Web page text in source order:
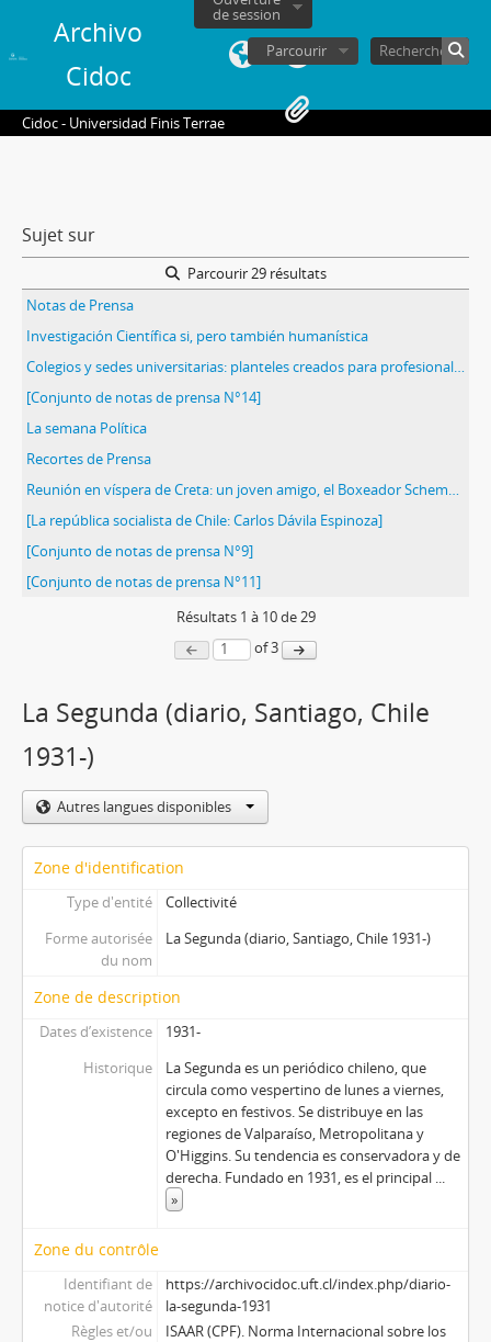
Archivo
Cidoc
de session
Parcourir
Cidoc - Universidad Finis Terrae
Sujet sur
Parcourir 29 résultats
Notas de Prensa
Investigación Científica si, pero también humanística
Colegios y sedes universitarias: planteles creados para profesionales intermedias transformados en universidades. Lo que pueden las presiones regionales
[Conjunto de notas de prensa N°14]
La semana Política
Recortes de Prensa
Reunión en víspera de Creta: un joven amigo, el Boxeador Schemelling y el hijastro de Goebbels
[La república socialista de Chile: Carlos Dávila Espinoza]
[Conjunto de notas de prensa N°9]
[Conjunto de notas de prensa N°11]
Résultats 1 à 10de 29
of 3
La Segunda (diario, Santiago, Chile
1931-)
Autres langues disponibles
Zone d'identification
Type d'entité
Collectivité
Forme autorisée
du nom
La Segunda (diario, Santiago, Chile 1931-)
Zone de description
Dates d’existence
1931-
Historique
La Segunda es un periódico chileno, que
circula como vespertino de lunes a viernes,
excepto en festivos. Se distribuye en las
regiones de Valparaíso, Metropolitana y
O'Higgins. Su tendencia es conservadora y de
derecha. Fundado en 1931, es el principal ...
»
Zone du contrôle
Identifiant de
notice d'autorité
https://archivocidoc.uft.cl/index.php/diario-
la-segunda-1931
Règles et/ou
ISAAR (CPF). Norma Internacional sobre los